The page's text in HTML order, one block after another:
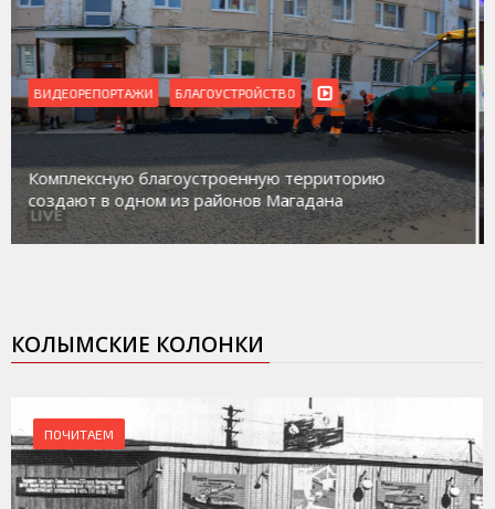
ВИДЕОРЕПОРТАЖИ
Магадан присоединился к пилотному проекту по
работе с несовершеннолетними из групп
социального риска «Переправа»
КОЛЫМСКИЕ КОЛОНКИ
ПОЧИТАЕМ